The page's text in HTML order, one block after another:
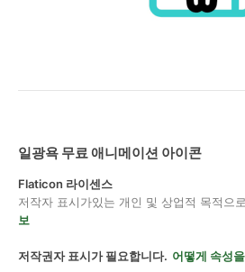
일광욕 무료 애니메이션 아이콘
Flaticon 라이센스
저작자 표시가있는 개인 및 상업적 목적으
보
저작권자 표시가 필요합니다. 어떻게 속성